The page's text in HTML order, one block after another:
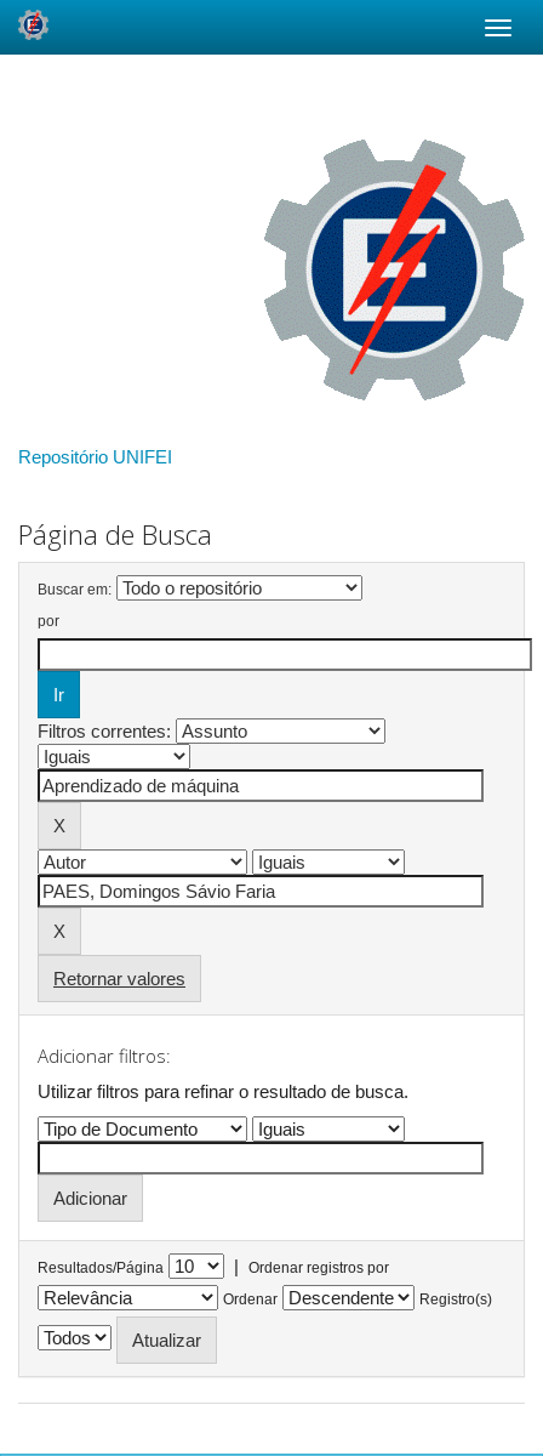
Repositório UNIFEI
Página de Busca
Buscar em:
por
Filtros correntes:
Retornar valores
Adicionar filtros:
Utilizar filtros para refinar o resultado de busca.
Resultados/Página |
Ordenar registros por
Ordenar
Registro(s)